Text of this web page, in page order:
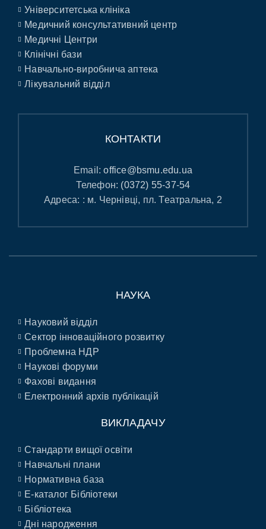
Університетська клініка
Медичний консультативний центр
Медичні Центри
Клінічні бази
Навчально-виробнича аптека
Лікувальний відділ
КОНТАКТИ
Email:office@bsmu.edu.ua
Телефон: (0372) 55-37-54
Адреса: : м. Чернівці, пл. Театральна, 2
НАУКА
Науковий відділ
Сектор інноваційного розвитку
Проблемна НДР
Наукові форуми
Фахові видання
Електронний архів публікацій
ВИКЛАДАЧУ
Стандарти вищої освіти
Навчальні плани
Нормативна база
E-каталог Бібліотеки
Бібліотека
Дні народження